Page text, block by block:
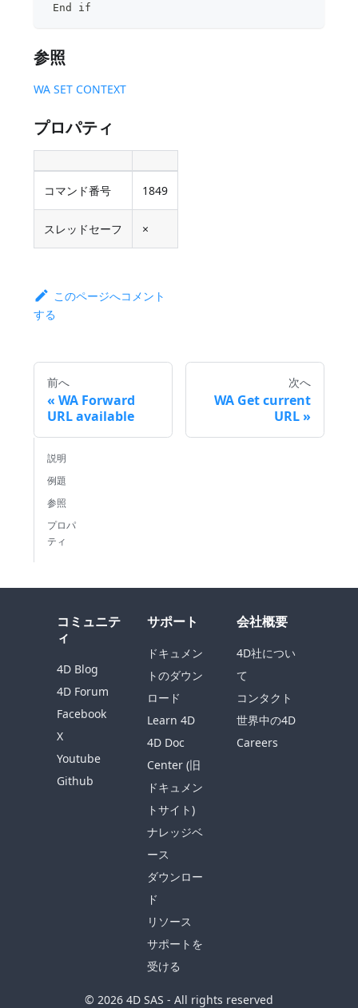
End if
参照
WA SET CONTEXT
プロパティ
コマンド番号 1849
スレッドセーフ ×
このページへコメント
する
前へ
WA Forward
URL available
次へ
WA Get current
URL
説明
例題
参照
プロパ
ティ
コミュニテ
ィ
4D Blog
4D Forum
Facebook
X
Youtube
Github
サポート
ドキュメン
トのダウン
ロード
Learn 4D
4D Doc
Center (旧
ドキュメン
トサイト)
ナレッジベ
ース
ダウンロー
ド
リソース
サポートを
受ける
会社概要
4D社につい
て
コンタクト
世界中の4D
Careers
© 2026 4D SAS - All rights reserved